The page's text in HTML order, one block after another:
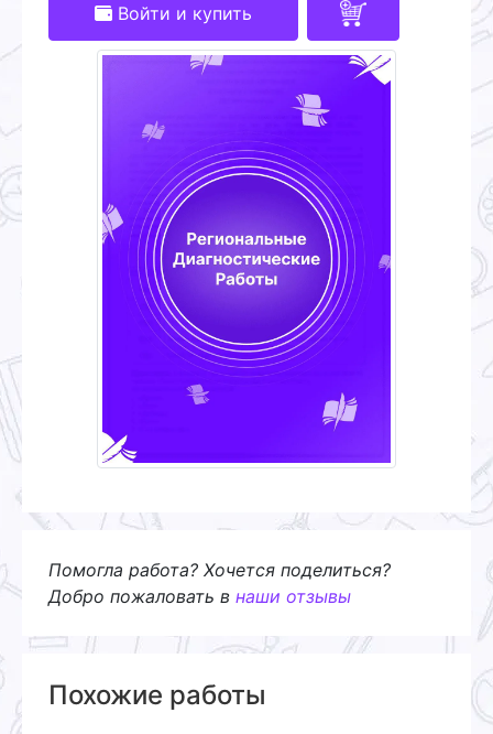
Войти и купить
Помогла работа? Хочется поделиться?
Добро пожаловать в наши отзывы
Похожие работы